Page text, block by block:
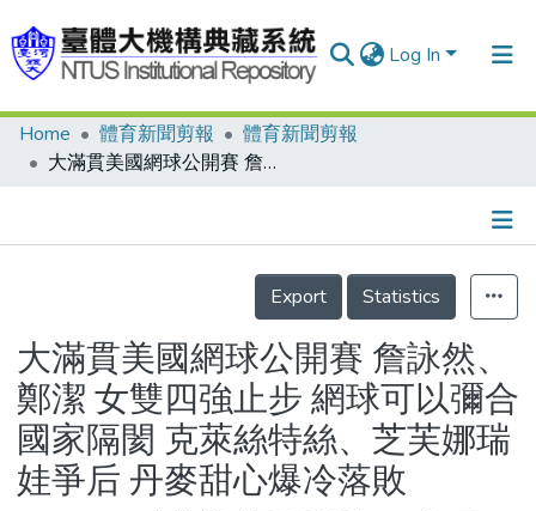
Log In
Communities & Collections
Statistics
Home 體育新聞剪報
體育新聞剪報
大滿貫美國網球公開賽 詹詠然、鄭潔 女雙四強止步 網球可以彌合國家隔閡 克萊絲特絲、芝芙娜瑞娃爭后 丹麥甜心爆冷落敗
Details
Export
Statistics
大滿貫美國網球公開賽 詹詠然、
鄭潔 女雙四強止步 網球可以彌合
國家隔閡 克萊絲特絲、芝芙娜瑞
娃爭后 丹麥甜心爆冷落敗